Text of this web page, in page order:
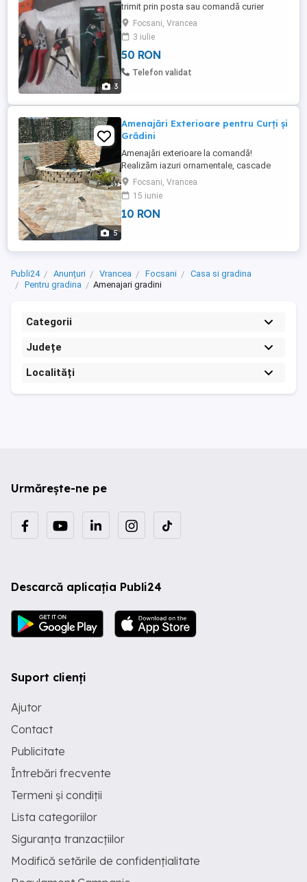
3
trimit prin posta sau comandă curier
Focsani, Vrancea
3 iulie
50 RON
Telefon validat
5
Amenajări Exterioare pentru Curți și
Grădini
Amenajări exterioare la comandă!
Realizăm iazuri ornamentale, cascade
decorative, fântâni arteziene, pavaje și
amenajări pentru curți și grădini. De la idee
și construcție până la finisajele finale,
transformăm orice spațiu într-un loc de
Focsani, Vrancea
15 iunie
10 RON
Publi24 Anunțuri Vrancea Focsani
Casa si gradina
Pentru gradina
Amenajari gradini
Categorii
Județe
Localități
Urmărește-ne pe
Descarcă aplicația Publi24
Suport clienți
Ajutor
Contact
Publicitate
Întrebări frecvente
Termeni și condiții
Lista categoriilor
Siguranța tranzacțiilor
Modifică setările de confidențialitate